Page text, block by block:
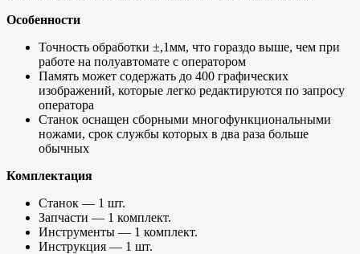
Особенности
Точность обработки ±,1мм, что гораздо выше, чем при
работе на полуавтомате с оператором
Память может содержать до 400 графических
изображений, которые легко редактируются по запросу
оператора
Станок оснащен сборными многофункциональными
ножами, срок службы которых в два раза больше
обычных
Комплектация
Станок — 1 шт.
Запчасти — 1 комплект.
Инструменты — 1 комплект.
Инструкция — 1 шт.